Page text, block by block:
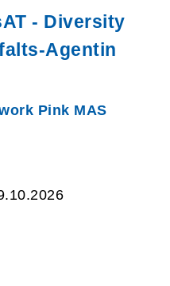
- Diversity
Agentin
Pink MAS